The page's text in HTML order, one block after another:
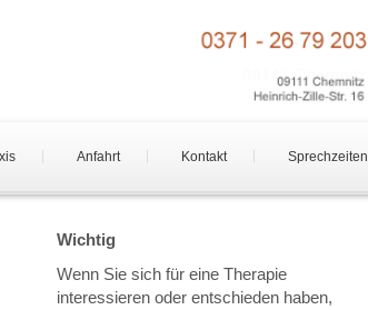
Anfahrt Kontakt Sprechzeiten
Wichtig
Wenn Sie sich für eine Therapie
interessieren oder entschieden haben,